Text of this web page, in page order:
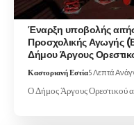
Έναρξη υποβολής
Προσχολικής Αγωγής
Δήμου Άργους
Καστοριανή Εστία5 Λεπτά
Ο Δήμος Άργους Ορεστικού